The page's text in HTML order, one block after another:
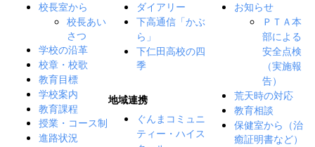
校長室から
校長あい
さつ
学校の沿革
校章・校歌
教育目標
学校案内
教育課程
授業・コース制
進路状況
ダイアリー
下高通信「かぶ
ら」
下仁田高校の四
季
地域連携
ぐんまコミュニ
ティー・ハイス
お知らせ
ＰＴＡ本
部による
安全点検
（実施報
告）
荒天時の対応
教育相談
保健室から（治
癒証明書など）